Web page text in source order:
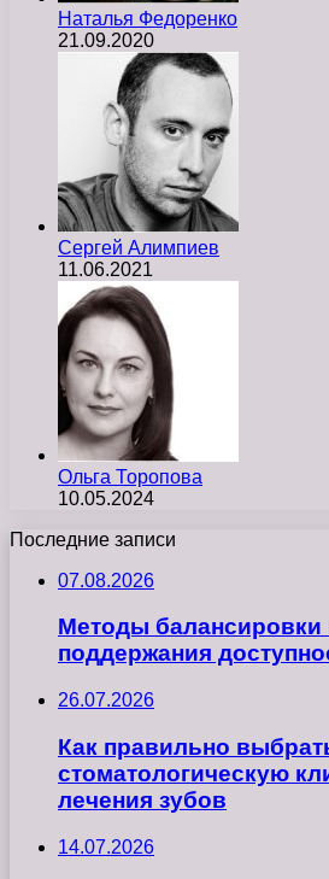
Наталья Федоренко
21.09.2020
Сергей Алимпиев
11.06.2021
Ольга Торопова
10.05.2024
Последние записи
07.08.2026
Методы балансировки
поддержания
26.07.2026
Как правильно
стоматологическую
лечения зубов
14.07.2026